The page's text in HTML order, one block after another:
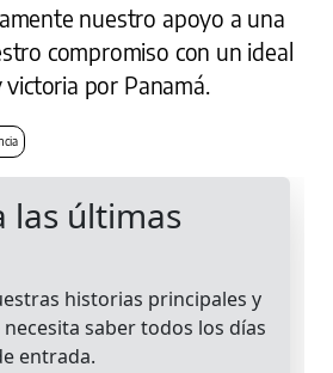
nuestro apoyo a una
compromiso con un ideal
por Panamá.